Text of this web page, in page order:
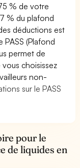
% de votre
% du plafond
déductions est
(Plafond
permet de
choisissez
non-
sur le PASS
pour le
de liquides en